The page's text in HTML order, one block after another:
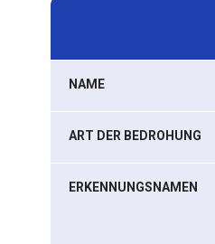
NAME
ART DER BEDROHUNG
ERKENNUNGSNAMEN